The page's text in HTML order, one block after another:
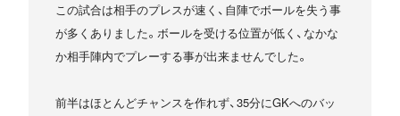
この試合は相手のプレスが速く、自陣でボールを失う事
が多くありました。ボールを受ける位置が低く、なかな
か相手陣内でプレーする事が出来ませんでした。
前半はほとんどチャンスを作れず、35分にGKへのバッ